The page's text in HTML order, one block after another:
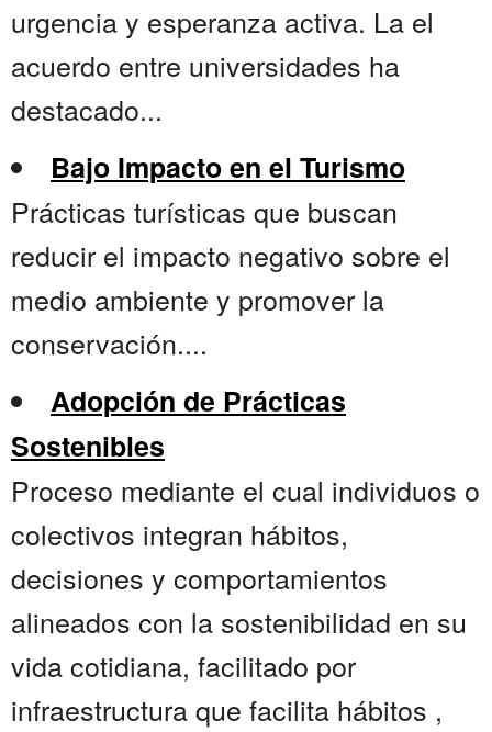
urgencia y esperanza activa. La el
acuerdo entre universidades ha
destacado...
Bajo Impacto en el Turismo
Prácticas turísticas que buscan
reducir el impacto negativo sobre el
medio ambiente y promover la
conservación....
Adopción de Prácticas
Sostenibles
Proceso mediante el cual individuos o
colectivos integran hábitos,
decisiones y comportamientos
alineados con la sostenibilidad en su
vida cotidiana, facilitado por
infraestructura que facilita hábitos ,